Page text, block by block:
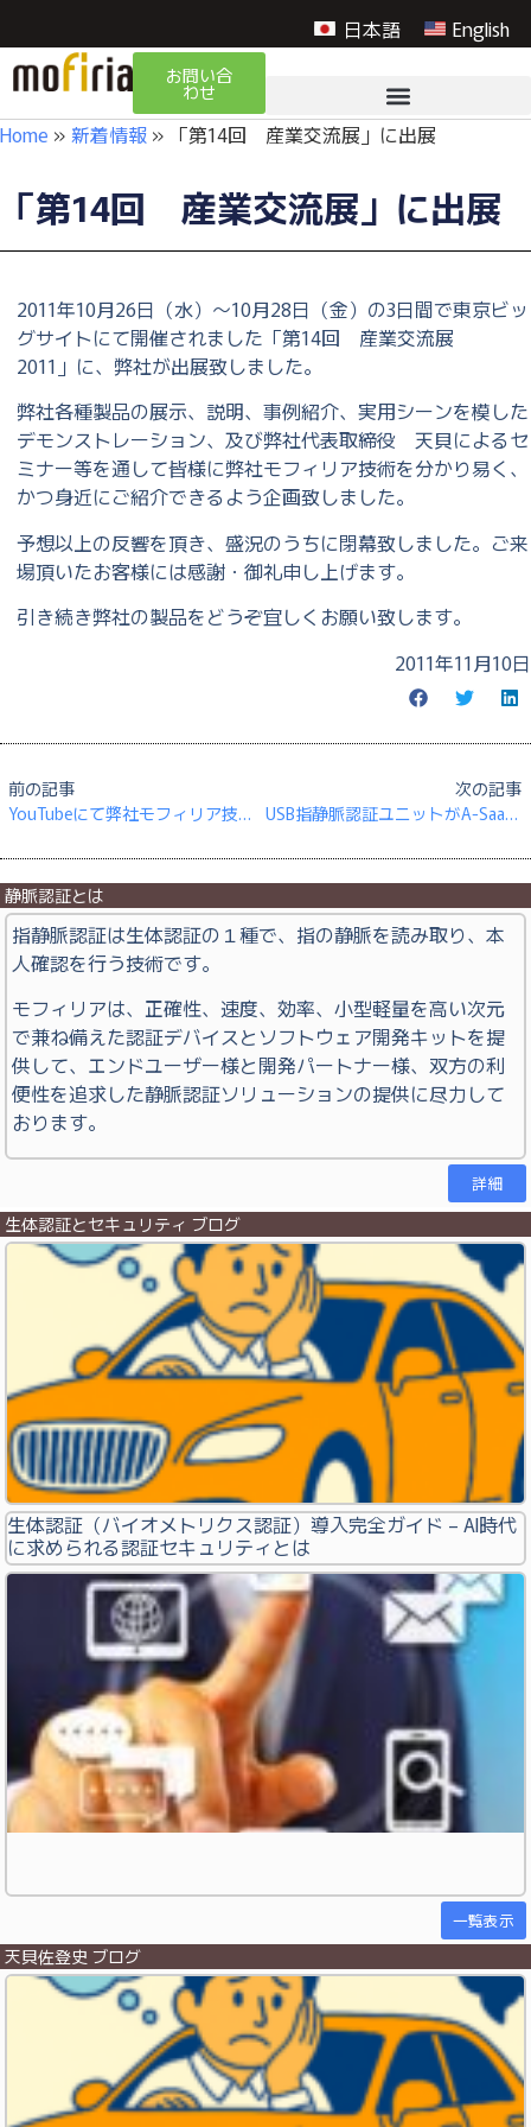
日本語 English
お問い合
わせ
Home » 新着情報 » 「第14回 産業交流展」に出展
「第14回 産業交流展」に出展
2011年10月26日（水）～10月28日（金）の3日間で東京ビッ
グサイトにて開催されました「第14回 産業交流展
2011」に、弊社が出展致しました。
弊社各種製品の展示、説明、事例紹介、実用シーンを模した
デモンストレーション、及び弊社代表取締役 天貝によるセ
ミナー等を通して皆様に弊社モフィリア技術を分かり易く、
かつ身近にご紹介できるよう企画致しました。
予想以上の反響を頂き、盛況のうちに閉幕致しました。ご来
場頂いたお客様には感謝・御礼申し上げます。
引き続き弊社の製品をどうぞ宜しくお願い致します。
2011年11月10日
前の記事
YouTubeにて弊社モフィリア技術原理デモを配信しております。
次の記事
USB指静脈認証ユニットがA-SaaS様のSaaSシステムに採用されました
静脈認証とは
指静脈認証は生体認証の１種で、指の静脈を読み取り、本
人確認を行う技術です。
モフィリアは、正確性、速度、効率、小型軽量を高い次元
で兼ね備えた認証デバイスとソフトウェア開発キットを提
供して、エンドユーザー様と開発パートナー様、双方の利
便性を追求した静脈認証ソリューションの提供に尽力して
おります。
詳細
生体認証とセキュリティ ブログ
生体認証（バイオメトリクス認証）導入完全ガイド – AI時代
に求められる認証セキュリティとは
一覧表示
天貝佐登史 ブログ